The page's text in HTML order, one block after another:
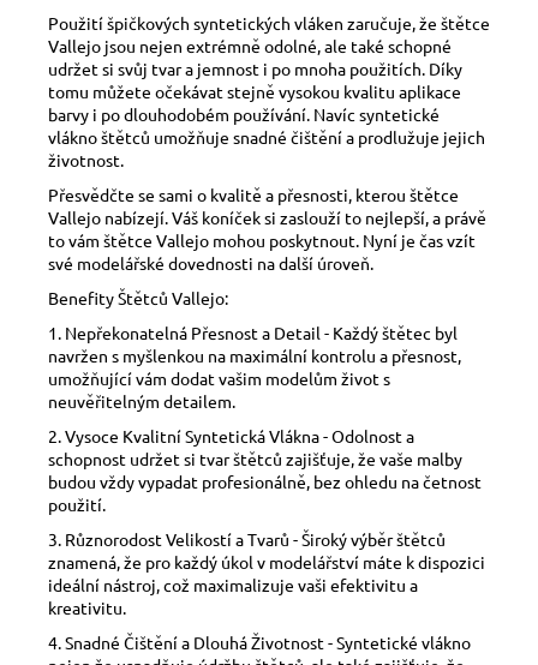
Použití špičkových syntetických vláken zaručuje, že štětce
Vallejo jsou nejen extrémně odolné, ale také schopné
udržet si svůj tvar a jemnost i po mnoha použitích. Díky
tomu můžete očekávat stejně vysokou kvalitu aplikace
barvy i po dlouhodobém používání. Navíc syntetické
vlákno štětců umožňuje snadné čištění a prodlužuje jejich
životnost.
Přesvědčte se sami o kvalitě a přesnosti, kterou štětce
Vallejo nabízejí. Váš koníček si zaslouží to nejlepší, a právě
to vám štětce Vallejo mohou poskytnout. Nyní je čas vzít
své modelářské dovednosti na další úroveň.
Benefity Štětců Vallejo:
1. Nepřekonatelná Přesnost a Detail - Každý štětec byl
navržen s myšlenkou na maximální kontrolu a přesnost,
umožňující vám dodat vašim modelům život s
neuvěřitelným detailem.
2. Vysoce Kvalitní Syntetická Vlákna - Odolnost a
schopnost udržet si tvar štětců zajišťuje, že vaše malby
budou vždy vypadat profesionálně, bez ohledu na četnost
použití.
3. Různorodost Velikostí a Tvarů - Široký výběr štětců
znamená, že pro každý úkol v modelářství máte k dispozici
ideální nástroj, což maximalizuje vaši efektivitu a
kreativitu.
4. Snadné Čištění a Dlouhá Životnost - Syntetické vlákno